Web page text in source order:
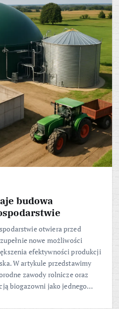
budowa
otwiera przed
nowe możliwości
efektywności produkcji
W artykule przedstawimy
zawody rolnicze oraz
biogazowni jako jednego…